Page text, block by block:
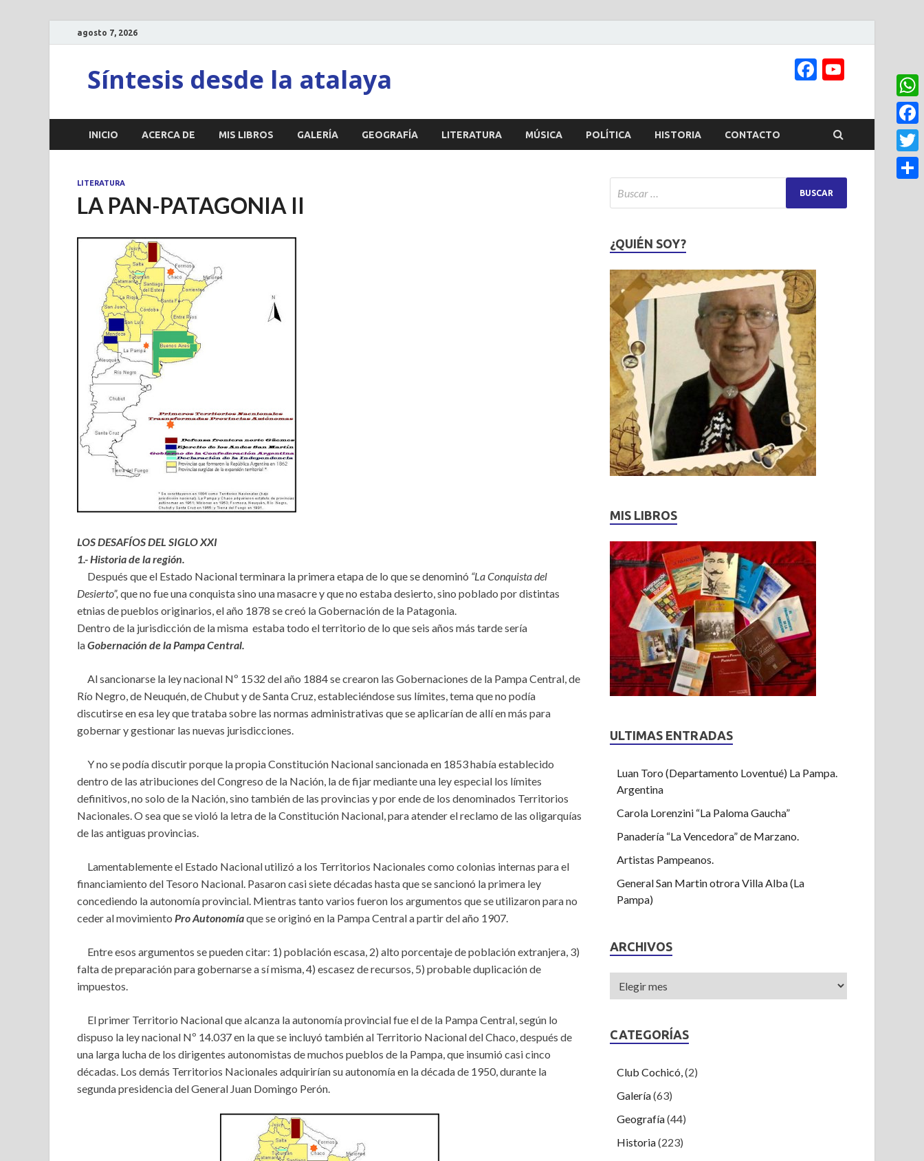
agosto 7, 2026
Síntesis desde la atalaya Facebook
Channel
INICIO ACERCA DE MIS LIBROS GALERÍA GEOGRAFÍA LITERATURA MÚSICA POLÍTICA HISTORIA CONTACTO
LITERATURA
LA PAN-PATAGONIA II
LOS DESAFÍOS DEL SIGLO XXI
1.- Historia de la región.
Después que el Estado Nacional terminara la primera etapa de lo que se denominó “La Conquista del
Desierto”, que no fue una conquista sino una masacre y que no estaba desierto, sino poblado por distintas
etnias de pueblos originarios, el año 1878 se creó la Gobernación de la Patagonia.
Dentro de la jurisdicción de la misma estaba todo el territorio de lo que seis años más tarde sería
laGobernación de la Pampa Central.
Al sancionarse la ley nacional Nº 1532 del año 1884 se crearon las Gobernaciones de la Pampa Central, de
Río Negro, de Neuquén, de Chubut y de Santa Cruz, estableciéndose sus límites, tema que no podía
discutirse en esa ley que trataba sobre las normas administrativas que se aplicarían de allí en más para
gobernar y gestionar las nuevas jurisdicciones.
Y no se podía discutir porque la propia Constitución Nacional sancionada en 1853 había establecido
dentro de las atribuciones del Congreso de la Nación, la de fijar mediante una ley especial los límites
definitivos, no solo de la Nación, sino también de las provincias y por ende de los denominados Territorios
Nacionales. O sea que se violó la letra de la Constitución Nacional, para atender el reclamo de las oligarquías
de las antiguas provincias.
Lamentablemente el Estado Nacional utilizó a los Territorios Nacionales como colonias internas para el
financiamiento del Tesoro Nacional. Pasaron casi siete décadas hasta que se sancionó la primera ley
concediendo la autonomía provincial. Mientras tanto varios fueron los argumentos que se utilizaron para no
ceder al movimiento Pro Autonomíaque se originó en la Pampa Central a partir del año 1907.
Entre esos argumentos se pueden citar: 1) población escasa, 2) alto porcentaje de población extranjera, 3)
falta de preparación para gobernarse a sí misma, 4) escasez de recursos, 5) probable duplicación de
impuestos.
El primer Territorio Nacional que alcanza la autonomía provincial fue el de la Pampa Central, según lo
dispuso la ley nacional Nº 14.037 en la que se incluyó también al Territorio Nacional del Chaco, después de
una larga lucha de los dirigentes autonomistas de muchos pueblos de la Pampa, que insumió casi cinco
décadas. Los demás Territorios Nacionales adquirirían su autonomía en la década de 1950, durante la
segunda presidencia del General Juan Domingo Perón.
¿QUIÉN SOY?
MIS LIBROS
ULTIMAS ENTRADAS
Luan Toro (Departamento Loventué) La Pampa.
Argentina
Carola Lorenzini “La Paloma Gaucha”
Panadería “La Vencedora” de Marzano.
Artistas Pampeanos.
General San Martin otrora Villa Alba (La
Pampa)
ARCHIVOS
CATEGORÍAS
Club Cochicó,(2)
Galería(63)
Geografía(44)
Historia(223)